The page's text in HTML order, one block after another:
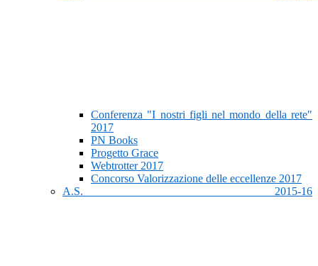
Conferenza "I nostri figli nel mondo della rete"
2017
PN Books
Progetto Grace
Webtrotter 2017
Concorso Valorizzazione delle eccellenze 2017
A.S. 2015-16